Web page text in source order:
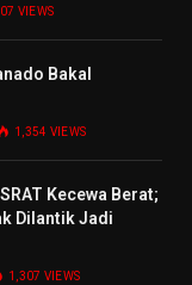
VIEWS
Bakal
1,354 VIEWS
Kecewa Berat;
Dilantik Jadi
1,307 VIEWS